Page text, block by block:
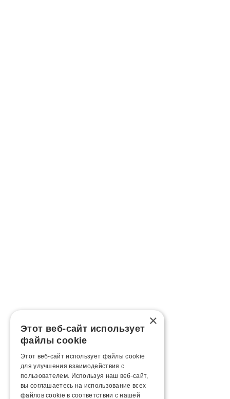
×
Этот веб-сайт использует
файлы cookie
Этот веб-сайт использует файлы cookie
для улучшения взаимодействия с
пользователем. Используя наш веб-сайт,
вы соглашаетесь на использование всех
файлов cookie в соответствии с нашей